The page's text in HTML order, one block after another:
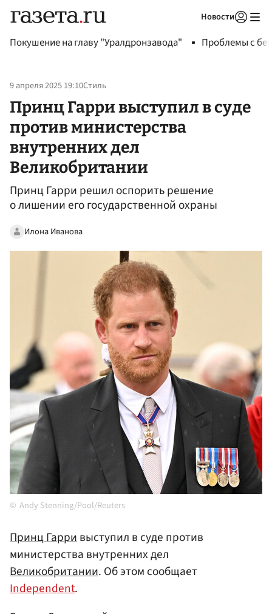
Новости
Покушение на главу "Уралдронзавода" Проблемы с
9 апреля 2025 19:10Стиль
Принц Гарри выступил в суде
против министерства
внутренних дел
Великобритании
Принц Гарри решил оспорить решение
о лишении его государственной охраны
Илона Иванова
Andy Stenning/Pool/Reuters
Принц Гарривыступил в суде против
министерства внутренних дел
Великобритании. Об этом сообщает
Independent.